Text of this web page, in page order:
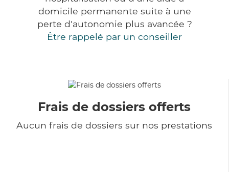
domicile permanente suite à une
perte d'autonomie plus avancée ?
Être rappelé par un conseiller
Frais de dossiers offerts
Aucun frais de dossiers sur nos prestations